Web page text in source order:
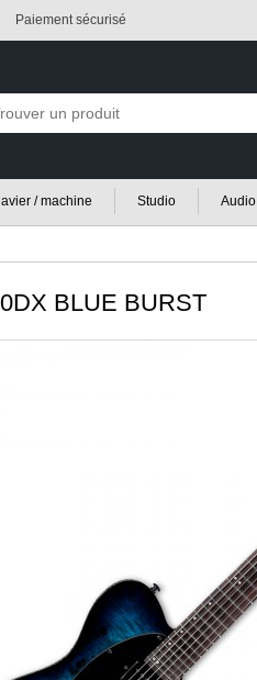
Paiement sécurisé
/ machine Studio
BLUE BURST